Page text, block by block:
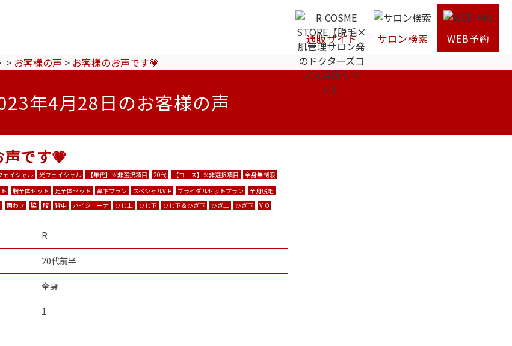
通販サイト サロン検索
WEB予約
> お客様の声 > お客様のお声です💗
年4月28日のお客様の声
です💗
ェイシャル 光フェイシャル 【年代】※非選択項目 20代 【コース】※非選択項目
全身無制限
腕全体セット 足全体セット 鼻下プラン スペシャルVIP ブライダルセットプラン
全身脱毛
両わき 脇 腹 背中 ハイジニーナ ひじ上 ひじ下 ひじ下＆ひざ下 ひざ上 ひざ下 VIO
R
20代前半
全身
1